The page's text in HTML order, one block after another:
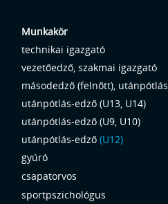
Munkakör
technikai igazgató
vezetőedző, szakmai igazgató
másodedző (felnőtt),
utánpótlás-edző (U13, U14)
utánpótlás-edző (U9, U10)
utánpótlás-edző (U12)
gyúró
csapatorvos
sportpszichológus